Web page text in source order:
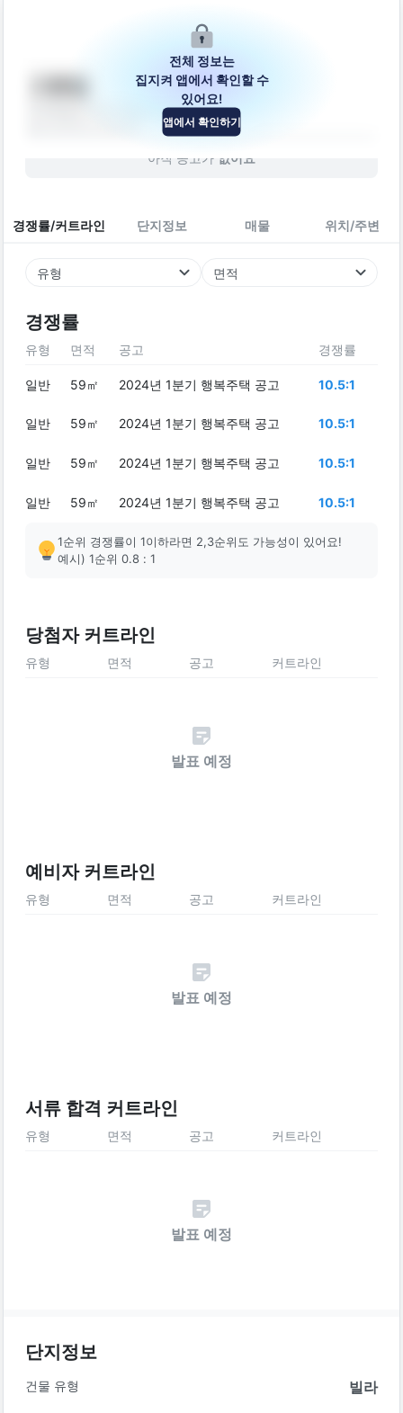
고봉빌
전북특별자치도 익산시 고봉로3길 3
아직 공고가 없어요
경쟁률/커트라인 단지정보 매물 위치/주변
유형 면적
경쟁률
전체 정보는
집지켜 앱에서 확인할 수
있어요!
앱에서 확인하기
유형 면적 공고 경쟁률
일반 59㎡ 2024년 1분기 행복주택 공고 10.5:1
일반 59㎡ 2024년 1분기 행복주택 공고 10.5:1
일반 59㎡ 2024년 1분기 행복주택 공고 10.5:1
일반 59㎡ 2024년 1분기 행복주택 공고 10.5:1
1순위 경쟁률이 1이하라면 2,3순위도 가능성이 있어요!
예시) 1순위 0.8 : 1
당첨자 커트라인
유형 면적 공고 커트라인
발표 예정
예비자 커트라인
유형 면적 공고 커트라인
발표 예정
서류 합격 커트라인
유형 면적 공고 커트라인
발표 예정
단지정보
건물 유형 빌라